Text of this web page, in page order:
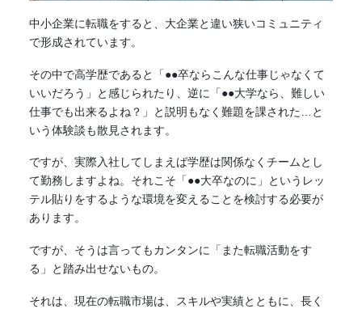
中小企業に転職をすると、大企業と違い狭いコミュニティ
で形成されています。
その中で高学歴であると「●●卒ならこんな仕事じゃなくて
いいだろう」と感じられたり、逆に「●●大学なら、難しい
仕事でも出来るよね？」と説明もなく難題を課された…と
いう体験談も散見されます。
ですが、実際入社してしまえば学歴は関係なくチームとし
て勤務しますよね。それこそ「●●大卒なのに」というレッ
テル貼りをするような環境を変えることを検討する必要が
あります。
ですが、そうは言ってもカンタンに「また転職活動をす
る」と踏み出せないもの。
それは、現在の転職市場は、スキルや実績とともに、長く